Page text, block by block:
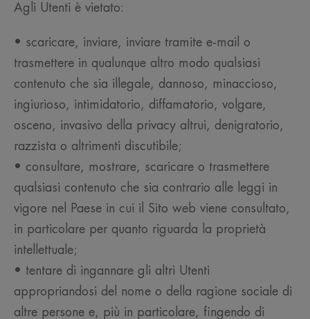
Agli Utenti è vietato:
• scaricare, inviare, inviare tramite e-mail o
trasmettere in qualunque altro modo qualsiasi
contenuto che sia illegale, dannoso, minaccioso,
ingiurioso, intimidatorio, diffamatorio, volgare,
osceno, invasivo della privacy altrui, denigratorio,
razzista o altrimenti discutibile;
• consultare, mostrare, scaricare o trasmettere
qualsiasi contenuto che sia contrario alle leggi in
vigore nel Paese in cui il Sito web viene consultato,
in particolare per quanto riguarda la proprietà
intellettuale;
• tentare di ingannare gli altri Utenti
appropriandosi del nome o della ragione sociale di
altre persone e, più in particolare, fingendo di